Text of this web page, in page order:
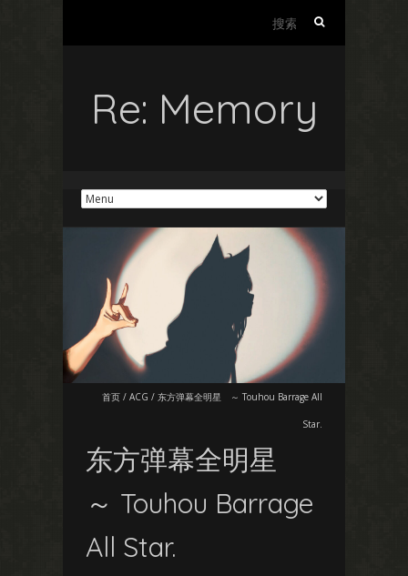
Re: Memory
首页 / ACG / 东方弹幕全明星 ～ Touhou Barrage All
Star.
东方弹幕全明星
～ Touhou Barrage
All Star.